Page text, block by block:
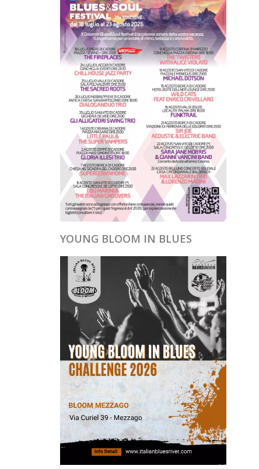
YOUNG BLOOM IN BLUES